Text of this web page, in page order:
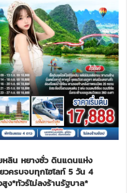
ลิน หยางซั่ว ดินแดนแห่ง
วครบจบทุกไฮไลท์ 5 วัน 4
ง*ทัวร์ไม่ลงร้านรัฐบาล*